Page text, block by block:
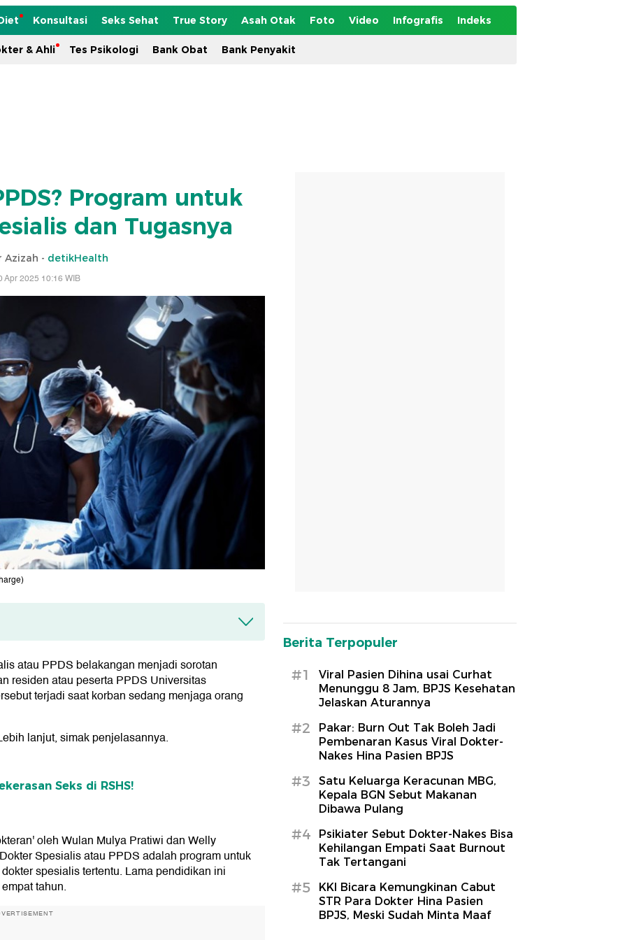
Konsultasi Seks Sehat True Story Asah Otak Foto Video Infografis Indeks
& Ahli Tes Psikologi Bank Obat Bank Penyakit
Program untuk
dan Tugasnya
Azizah - detikHealth
Apr 2025 10:16 WIB
atau PPDS belakangan menjadi sorotan
residen atau peserta PPDS Universitas
terjadi saat korban sedang menjaga orang
lanjut, simak penjelasannya.
Seks di RSHS!
oleh Wulan Mulya Pratiwi dan Welly
Spesialis atau PPDS adalah program untuk
spesialis tertentu. Lama pendidikan ini
tahun.
Berita Terpopuler
#1
Viral Pasien Dihina usai Curhat
Menunggu 8 Jam, BPJS Kesehatan
Jelaskan Aturannya
#2
Pakar: Burn Out Tak Boleh Jadi
Pembenaran Kasus Viral Dokter-
Nakes Hina Pasien BPJS
#3
Satu Keluarga Keracunan MBG,
Kepala BGN Sebut Makanan
Dibawa Pulang
#4
Psikiater Sebut Dokter-Nakes Bisa
Kehilangan Empati Saat Burnout
Tak Tertangani
#5
KKI Bicara Kemungkinan Cabut
STR Para Dokter Hina Pasien
BPJS, Meski Sudah Minta Maaf